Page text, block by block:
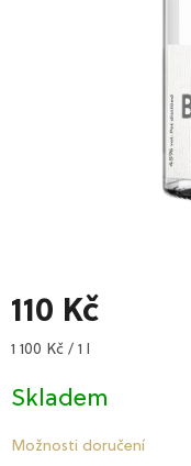
110 Kč
Měrná
1 100 Kč / 1 l
Skladem
Možnosti doručení